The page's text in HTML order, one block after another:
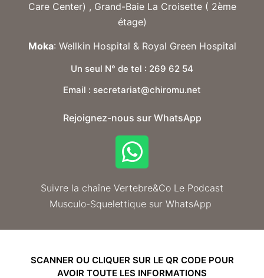
Care Center) , Grand-Baie La Croisette ( 2ème
étage)
Moka: Wellkin Hospital & Royal Green Hospital
Un seul N° de tel : 269 62 54
Email : secretariat@chiromu.net
Rejoignez-nous sur WhatsApp
Suivre la chaîne Vertebre&Co Le Podcast
Musculo-Squelettique sur WhatsApp
SCANNER OU CLIQUER SUR LE QR CODE POUR
AVOIR TOUTE LES INFORMATIONS